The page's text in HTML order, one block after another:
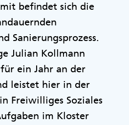
befindet sich die
Sanierungsprozess.
Julian Kollmann
ein Jahr an der
leistet hier in der
Freiwilliges Soziales
im Kloster